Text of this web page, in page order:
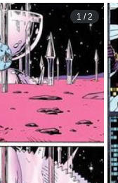
1 /2